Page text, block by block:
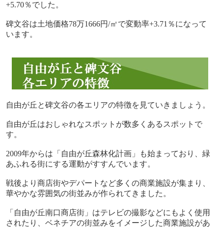
+5.70％でした。
碑文谷は土地価格78万1666円/㎡で変動率+3.71 ％になって
います。
自由が丘と碑文谷の各エリアの特徴を見ていきましょう。
自由が丘はおしゃれなスポットが数多くあるスポットで
す。
2009年からは「自由が丘森林化計画」も始まっており、緑
あふれる街にする運動がすすんでいます。
戦後より商店街やデパートなど多くの商業施設が集まり、
華やかな雰囲気の街並みが作られてきました。
「自由が丘南口商店街」はテレビの撮影などにもよく使用
されたり、ベネチアの街並みをイメージした商業施設があ